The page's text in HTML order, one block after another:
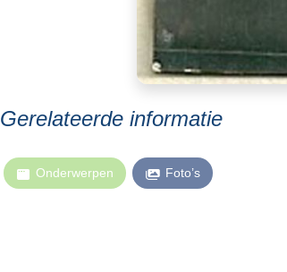
Gerelateerde informatie
Onderwerpen Foto’s